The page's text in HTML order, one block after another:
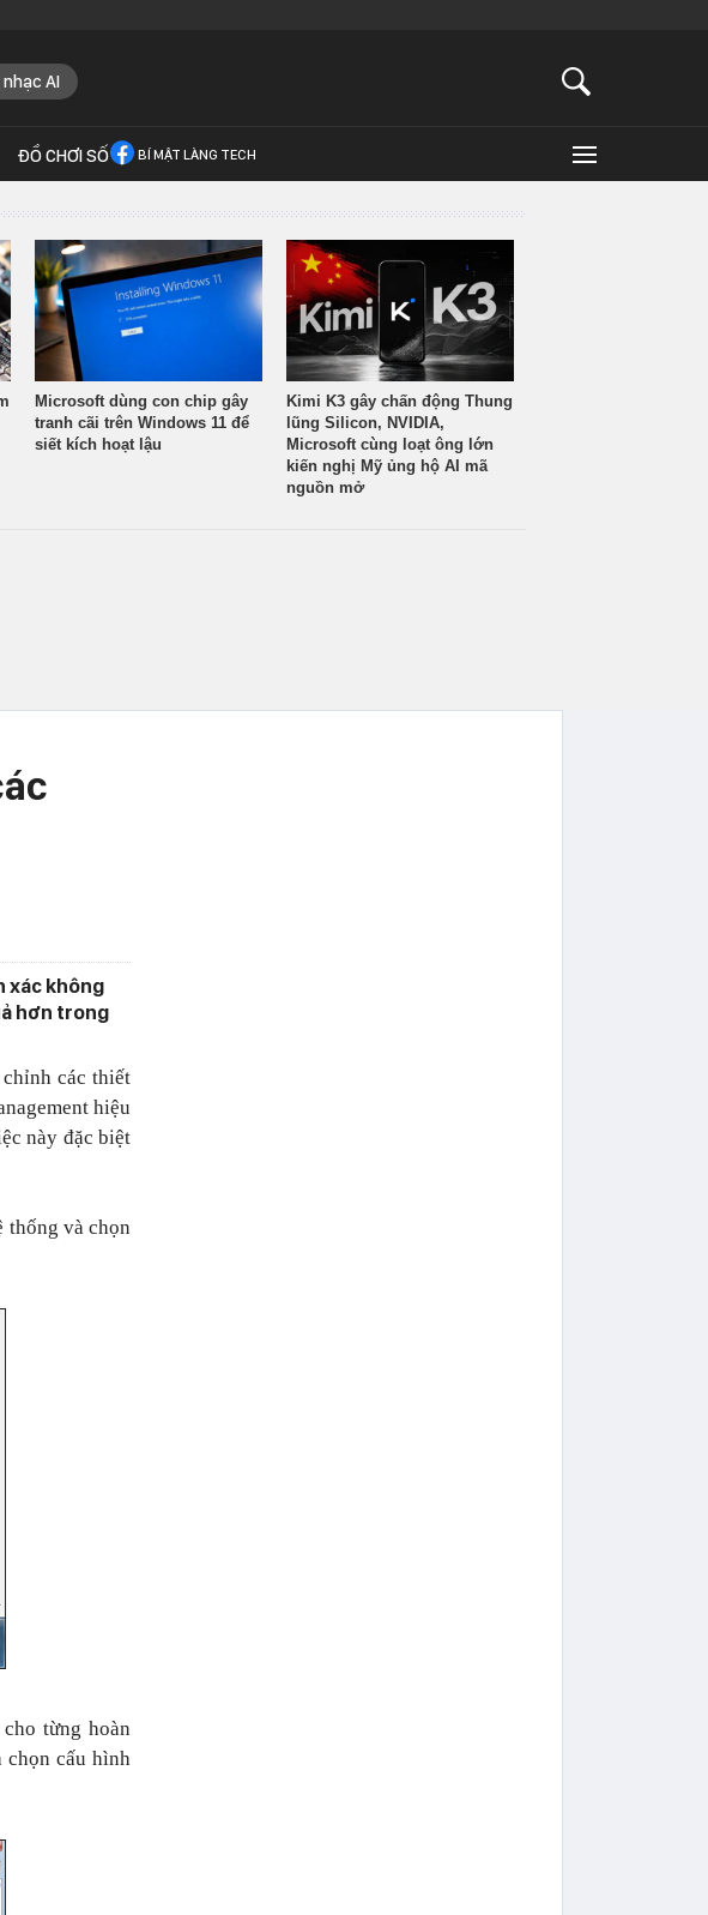
nhạc AI
ĐỒ CHƠI SỐ BÍ MẬT LÀNG TECH
Microsoft dùng con chip gây
tranh cãi trên Windows 11 để
siết kích hoạt lậu
Kimi K3 gây chấn động Thung
lũng Silicon, NVIDIA,
Microsoft cùng loạt ông lớn
kiến nghị Mỹ ủng hộ AI mã
nguồn mở
xác không
hơn trong
các thiết
hiệu
này đặc biệt
thống và chọn
từng hoàn
chọn cấu hình